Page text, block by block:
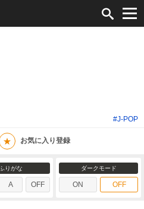
#J-POP
★ お気に入り登録
ふりがな
A OFF
ダークモード
ON OFF